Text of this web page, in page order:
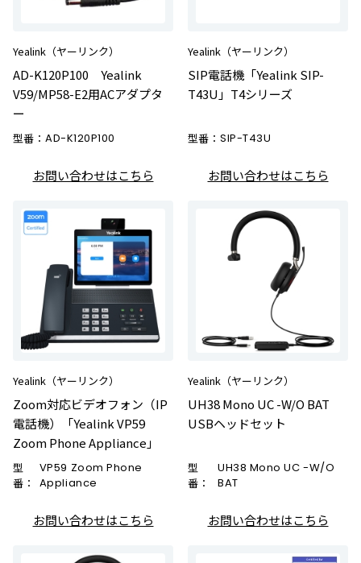
Yealink（ヤーリンク）
AD-K120P100 Yealink
V59/MP58-E2用ACアダプタ
ー
型番： AD-K120P100
お問い合わせはこちら
Yealink（ヤーリンク）
SIP電話機「Yealink SIP-
T43U」T4シリーズ
型番： SIP-T43U
お問い合わせはこちら
Yealink（ヤーリンク）
Zoom対応ビデオフォン（IP
電話機）「Yealink VP59
Zoom Phone Appliance」
型
番：
VP59 Zoom Phone
Appliance
お問い合わせはこちら
Yealink（ヤーリンク）
UH38 Mono UC -W/O BAT
USBヘッドセット
型
番：
UH38 Mono UC -W/O
BAT
お問い合わせはこちら